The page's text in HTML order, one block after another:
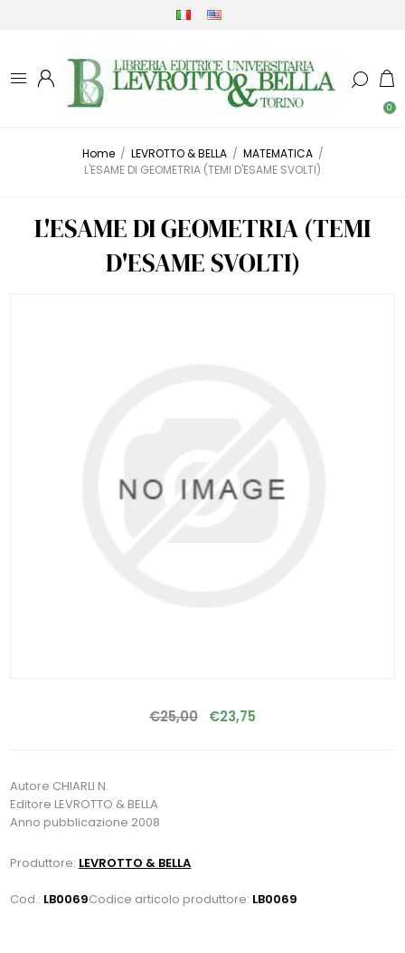
0
Home / LEVROTTO & BELLA / MATEMATICA /
L'ESAME DI GEOMETRIA (TEMI D'ESAME SVOLTI)
L'ESAME DI GEOMETRIA (TEMI
D'ESAME SVOLTI)
€25,00 €23,75
Autore CHIARLI N.
Editore LEVROTTO & BELLA
Anno pubblicazione 2008
Produttore: LEVROTTO & BELLA
Cod.: LB0069Codice articolo produttore: LB0069